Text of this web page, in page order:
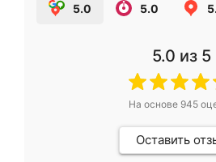
5.0 5.0
5.0 из 5
На основе 945
Оставить